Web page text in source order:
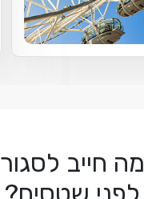
מה חייב לסגור